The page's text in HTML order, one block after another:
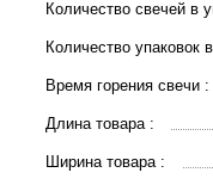
Количество свечей в
Количество упаковок
Время горения свечи :
Длина товара :
Ширина товара :